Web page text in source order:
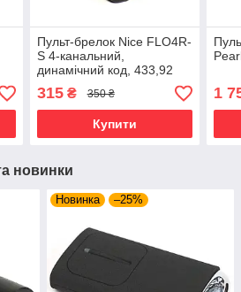
Пульт-брелок Nice FLO4R-
S 4-канальний,
динамічний код, 433,92
315₴ 350 ₴
Купити
1
новинки
Новинка –25%